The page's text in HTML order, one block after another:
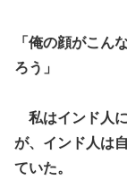
「俺の顔がこん
ろう」
私はインド人
が、インド人は
ていた。